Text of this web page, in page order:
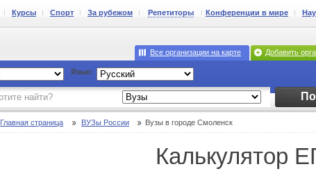
Курсы Спорт За рубежом Репетиторы Конференции в мире
Добавить
Все организации на карте
Язык:
Главная страница ВУЗы России Вузы в городе Смоленск
Калькулятор